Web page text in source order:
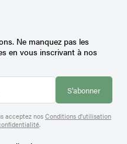
Ne manquez pas les
en vous inscrivant à nos
S'abonner
acceptez nos Conditions d'utilisation
.